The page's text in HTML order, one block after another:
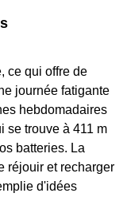
ce qui offre de
journée fatigante
hebdomadaires
se trouve à 411 m
batteries. La
réjouir et recharger
d'idées